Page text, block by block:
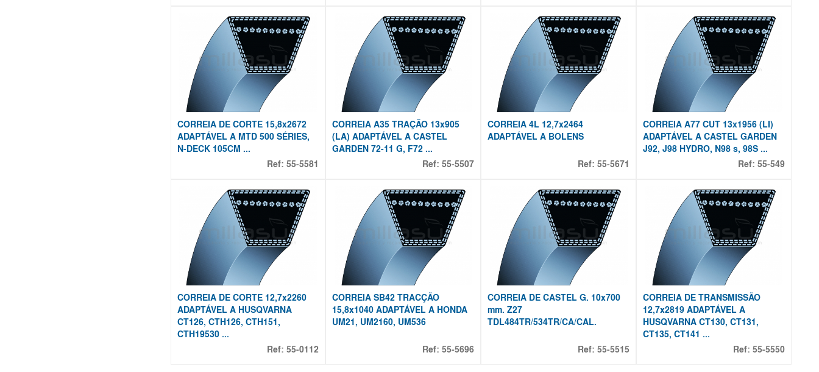
CORREIA DE CORTE 15,8x2672
ADAPTÁVEL A MTD 500 SÉRIES,
N-DECK 105CM ...
Ref:55-5581
CORREIA A35 TRAÇÃO 13x905
(LA) ADAPTÁVEL A CASTEL
GARDEN 72-11 G, F72 ...
Ref:55-5507
CORREIA 4L 12,7x2464
ADAPTÁVEL A BOLENS
Ref:55-5671
CORREIA A77 CUT 13x1956 (LI)
ADAPTÁVEL A CASTEL GARDEN
J92, J98 HYDRO, N98 s, 98S ...
Ref: 55-549
CORREIA DE CORTE 12,7x2260
ADAPTÁVEL A HUSQVARNA
CT126, CTH126, CTH151,
CTH19530 ...
Ref:55-0112
CORREIA SB42 TRACÇÃO
15,8x1040 ADAPTÁVEL A HONDA
UM21, UM2160, UM536
Ref:55-5696
CORREIA DE CASTEL G. 10x700
mm. Z27
TDL484TR/534TR/CA/CAL.
Ref:55-5515
CORREIA DE TRANSMISSÃO
12,7x2819 ADAPTÁVEL A
HUSQVARNA CT130, CT131,
CT135, CT141 ...
Ref: 55-5550